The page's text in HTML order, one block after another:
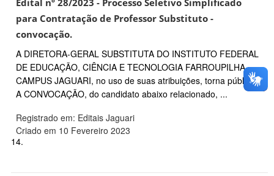
Edital nº 28/2023 - Processo Seletivo Simplificado
para Contratação de Professor Substituto -
convocação.
A DIRETORA-GERAL SUBSTITUTA DO INSTITUTO FEDERAL
DE EDUCAÇÃO, CIÊNCIA E TECNOLOGIA FARROUPILHA –
CAMPUS JAGUARI, no uso de suas atribuições, torna pública
A CONVOCAÇÃO, do candidato abaixo relacionado, ...
Registrado em: Editais Jaguari
Criado em 10 Fevereiro 2023
14.